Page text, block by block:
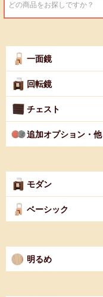
一面鏡
回転鏡
チェスト
追加オプション・他
モダン
ベーシック
明るめ